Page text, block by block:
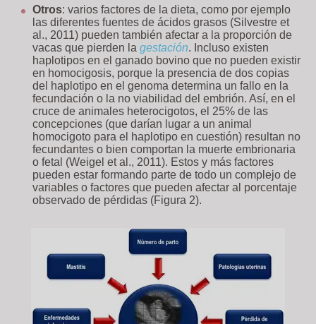
Otros: varios factores de la dieta, como por ejemplo
las diferentes fuentes de ácidos grasos (Silvestre et
al., 2011) pueden también afectar a la proporción de
vacas que pierden la gestación. Incluso existen
haplotipos en el ganado bovino que no pueden existir
en homocigosis, porque la presencia de dos copias
del haplotipo en el genoma determina un fallo en la
fecundación o la no viabilidad del embrión. Así, en el
cruce de animales heterocigotos, el 25% de las
concepciones (que darían lugar a un animal
homocigoto para el haplotipo en cuestión) resultan no
fecundantes o bien comportan la muerte embrionaria
o fetal (Weigel et al., 2011). Estos y más factores
pueden estar formando parte de todo un complejo de
variables o factores que pueden afectar al porcentaje
observado de pérdidas (Figura 2).